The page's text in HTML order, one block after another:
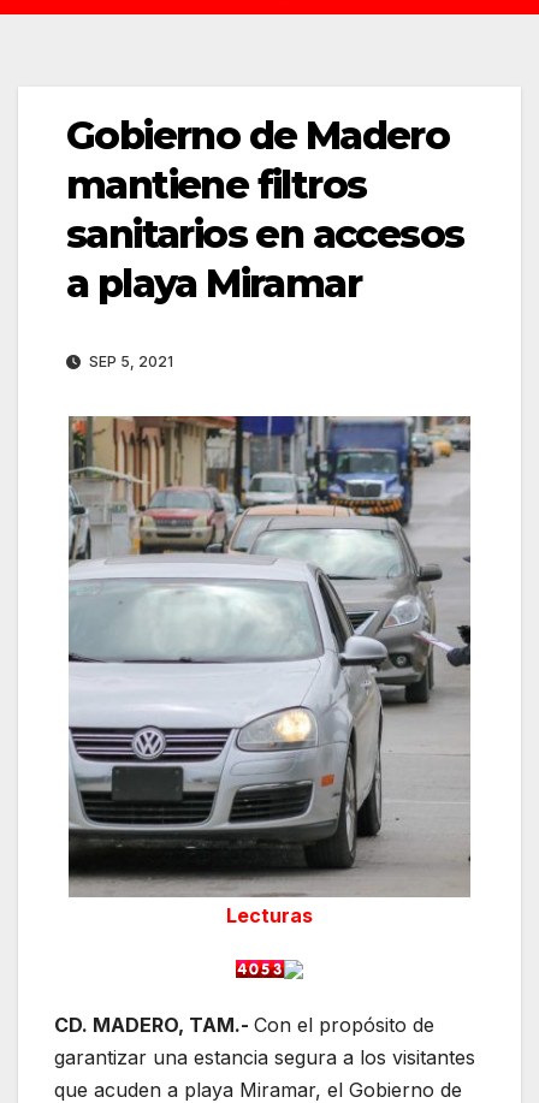
Gobierno de Madero
mantiene filtros
sanitarios en accesos
a playa Miramar
SEP 5, 2021
Lecturas
CD. MADERO, TAM.- Con el propósito de
garantizar una estancia segura a los visitantes
que acuden a playa Miramar, el Gobierno de